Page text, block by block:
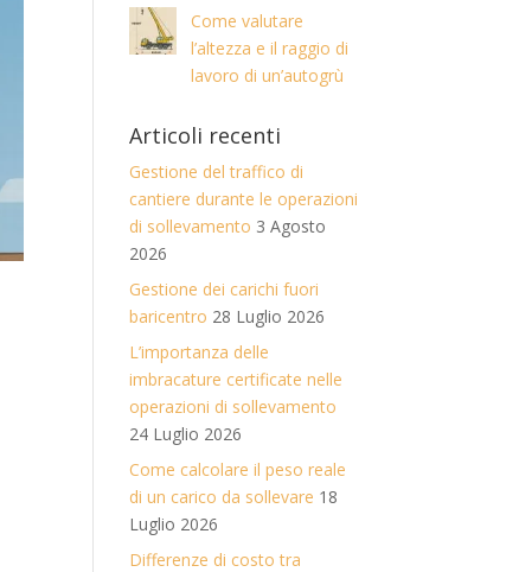
Come valutare
l’altezza e il raggio di
lavoro di un’autogrù
Articoli recenti
Gestione del traffico di
cantiere durante le operazioni
di sollevamento 3 Agosto
2026
Gestione dei carichi fuori
baricentro 28 Luglio 2026
L’importanza delle
imbracature certificate nelle
operazioni di sollevamento
24 Luglio 2026
Come calcolare il peso reale
di un carico da sollevare 18
Luglio 2026
Differenze di costo tra